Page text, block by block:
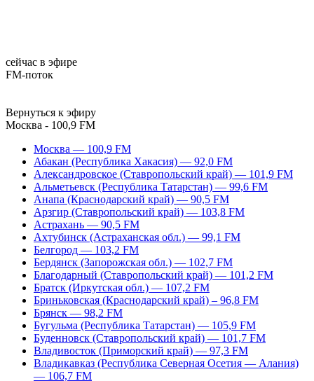
сейчас в эфире
FM-поток
Вернуться к эфиру
Москва - 100,9 FM
Москва — 100,9 FM
Абакан (Республика Хакасия) — 92,0 FM
Александровское (Ставропольский край) — 101,9 FM
Альметьевск (Республика Татарстан) — 99,6 FM
Анапа (Краснодарский край) — 90,5 FM
Арзгир (Ставропольский край) — 103,8 FM
Астрахань — 90,5 FM
Ахтубинск (Астраханская обл.) — 99,1 FM
Белгород — 103,2 FM
Бердянск (Запорожская обл.) — 102,7 FM
Благодарный (Ставропольский край) — 101,2 FM
Братск (Иркутская обл.) — 107,2 FM
Бриньковская (Краснодарский край) – 96,8 FM
Брянск — 98,2 FM
Бугульма (Республика Татарстан) — 105,9 FM
Буденновск (Ставропольский край) — 101,7 FM
Владивосток (Приморский край) — 97,3 FM
Владикавказ (Республика Северная Осетия — Алания)
— 106,7 FM